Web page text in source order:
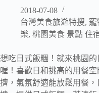
2018-07-08
台灣美食旅遊特搜, 寵
樂, 桃園美食 景點 住
想吃日式飯糰！就來桃園
喔！喜歡日和挑高的用餐
擠，氣氛舒適能放鬆用餐